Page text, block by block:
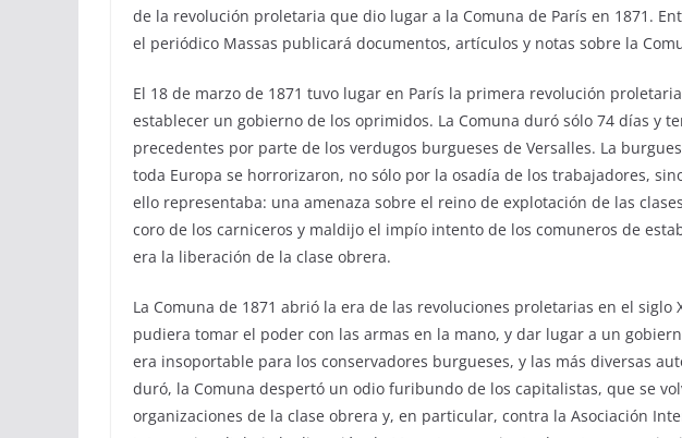
de la revolución proletaria que dio lugar a la Comuna de París en 1871.
el periódico Massas publicará documentos, artículos y notas sobre la
El 18 de marzo de 1871 tuvo lugar en París la primera revolución
establecer un gobierno de los oprimidos. La Comuna duró sólo 74 días y
precedentes por parte de los verdugos burgueses de Versalles. La
toda Europa se horrorizaron, no sólo por la osadía de los trabajadores,
ello representaba: una amenaza sobre el reino de explotación de las
coro de los carniceros y maldijo el impío intento de los comuneros de
era la liberación de la clase obrera.
La Comuna de 1871 abrió la era de las revoluciones proletarias en el siglo
pudiera tomar el poder con las armas en la mano, y dar lugar a un
era insoportable para los conservadores burgueses, y las más diversas
duró, la Comuna despertó un odio furibundo de los capitalistas, que se
organizaciones de la clase obrera y, en particular, contra la Asociación